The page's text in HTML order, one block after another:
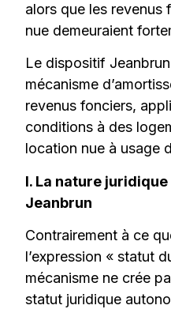
alors que les revenus
nue demeuraient
Le dispositif
mécanisme
revenus fonciers,
conditions à des
location nue à usage
I. La nature
Jeanbrun
Contrairement à ce
l’expression « statut
mécanisme ne crée
statut juridique